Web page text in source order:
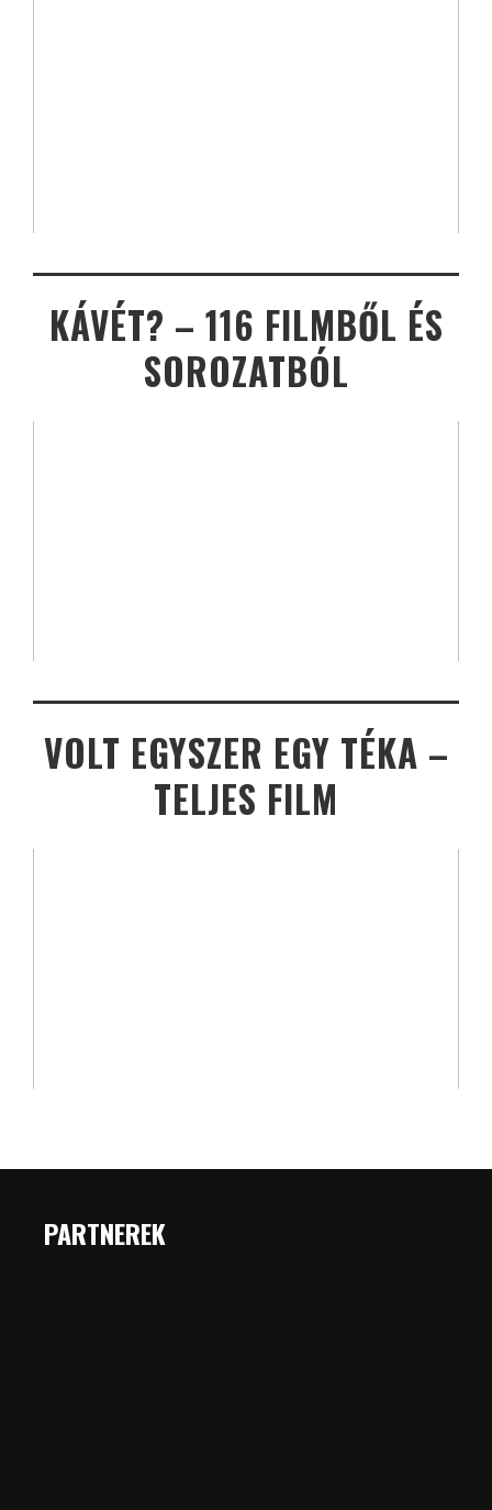
KÁVÉT? – 116 FILMBŐL ÉS
SOROZATBÓL
VOLT EGYSZER EGY TÉKA –
TELJES FILM
PARTNEREK